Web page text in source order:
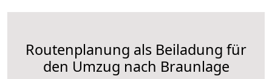
Routenplanung als Beiladung für
den Umzug nach Braunlage